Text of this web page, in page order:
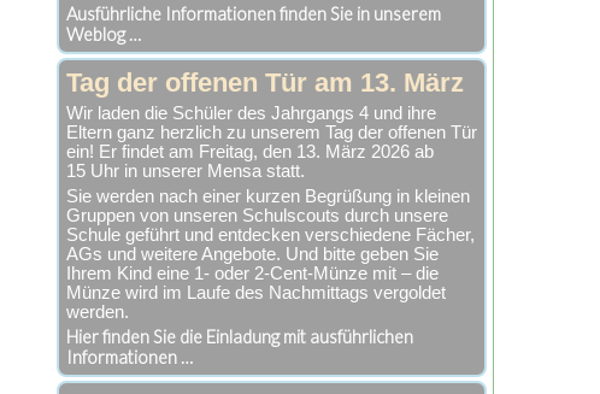
Ausführliche Informationen finden Sie in unserem
Weblog …
Tag der offenen Tür am 13. März
Wir laden die Schüler des Jahrgangs 4 und ihre
Eltern ganz herzlich zu unserem Tag der offenen Tür
ein! Er findet am Freitag, den 13. März 2026 ab
15 Uhr in unserer Mensa statt.
Sie werden nach einer kurzen Begrüßung in kleinen
Gruppen von unseren Schulscouts durch unsere
Schule geführt und entdecken verschiedene Fächer,
AGs und weitere Angebote. Und bitte geben Sie
Ihrem Kind eine 1- oder 2-Cent-Münze mit – die
Münze wird im Laufe des Nachmittags vergoldet
werden.
Hier finden Sie die Einladung mit ausführlichen
Informationen …